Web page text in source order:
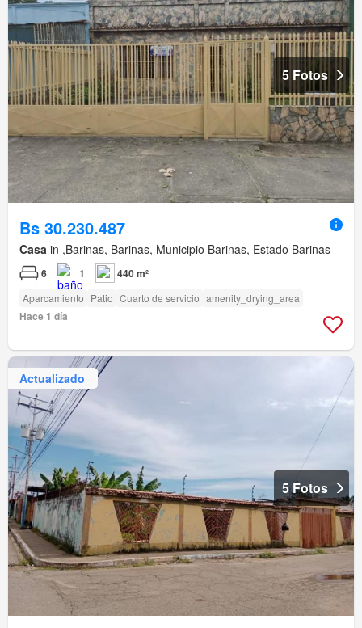
5 Fotos
Bs 30.230.487
Casa in ,Barinas, Barinas, Municipio Barinas, Estado Barinas
6 1 440 m²
Aparcamiento Patio Cuarto de servicio amenity_drying_area
Hace 1 día
Actualizado
5 Fotos